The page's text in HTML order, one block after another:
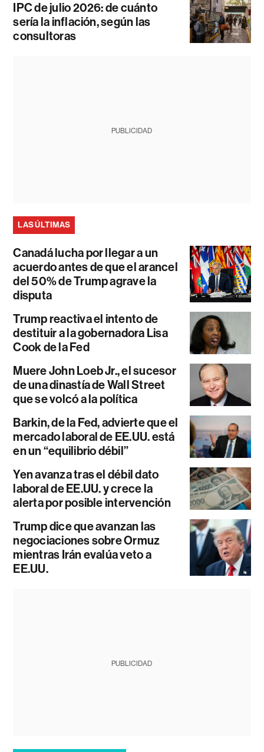
IPC de julio 2026: de cuánto
sería la inflación, según las
consultoras
PUBLICIDAD
LAS ÚLTIMAS
Canadá lucha por llegar a un
acuerdo antes de que el arancel
del 50% de Trump agrave la
disputa
Trump reactiva el intento de
destituir a la gobernadora Lisa
Cook de la Fed
Muere John Loeb Jr., el sucesor
de una dinastía de Wall Street
que se volcó a la política
Barkin, de la Fed, advierte que el
mercado laboral de EE.UU. está
en un “equilibrio débil”
Yen avanza tras el débil dato
laboral de EE.UU. y crece la
alerta por posible intervención
Trump dice que avanzan las
negociaciones sobre Ormuz
mientras Irán evalúa veto a
EE.UU.
PUBLICIDAD